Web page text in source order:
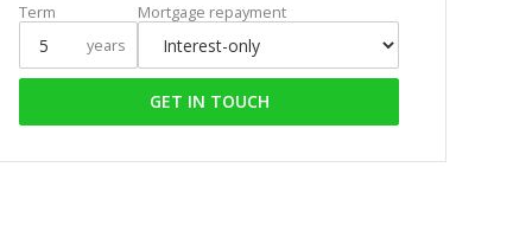
Term
years
Mortgage repayment
GET IN TOUCH